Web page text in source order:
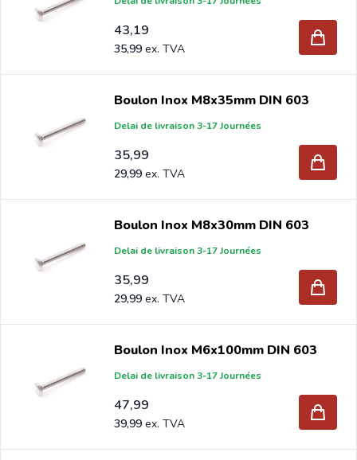
43,19
35,99
Boulon Inox M8x35mm DIN 603
Delai de livraison 3-17 Journées
35,99
29,99
Boulon Inox M8x30mm DIN 603
Delai de livraison 3-17 Journées
35,99
29,99
Boulon Inox M6x100mm DIN 603
Delai de livraison 3-17 Journées
47,99
39,99